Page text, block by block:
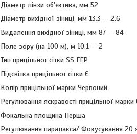
Діаметр лінзи об'єктива, мм 52
Діаметр вихідної зіниці, мм 13.3 — 2.6
Видалення вихідної зіниці, мм 87 — 84
Поле зору (на 100 м), м 10.1 — 2
Тип прицільної сітки SS FFP
Підсвітка прицільної сітки Є
Колір прицільної марки Червоний
Регулювання яскравості прицільної марки
Фокальна площина Перша
Регулювання паралакса/ Фокусування 20